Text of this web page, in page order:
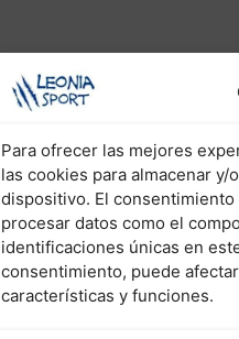
Para ofrecer las mejores
las cookies para almacenar
dispositivo. El
procesar datos como el
identificaciones únicas en
consentimiento, puede
características y funciones.